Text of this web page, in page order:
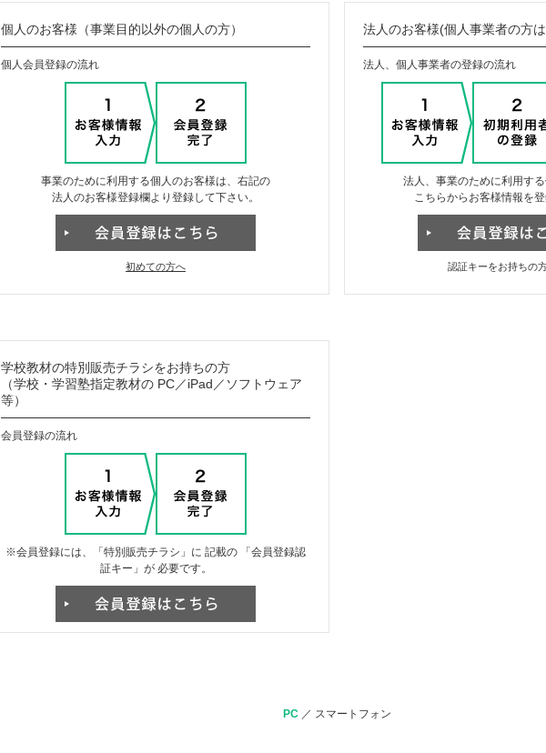
個人のお客様（事業目的以外の個人の方）
個人会員登録の流れ
事業のために利用する個人のお客様は、右記の
法人のお客様登録欄より登録して下さい。
初めての方へ
法人のお客様(個人事業者の方
法人、個人事業者の登録の流れ
法人、事業のために利用する
こちらからお客様情報を登
認証キーをお持ちの
学校教材の特別販売チラシをお持ちの方
（学校・学習塾指定教材の PC／iPad／ソフトウェア
等）
会員登録の流れ
※会員登録には、「特別販売チラシ」に 記載の 「会員登録認
証キー」が 必要です。
PC／ スマートフォン